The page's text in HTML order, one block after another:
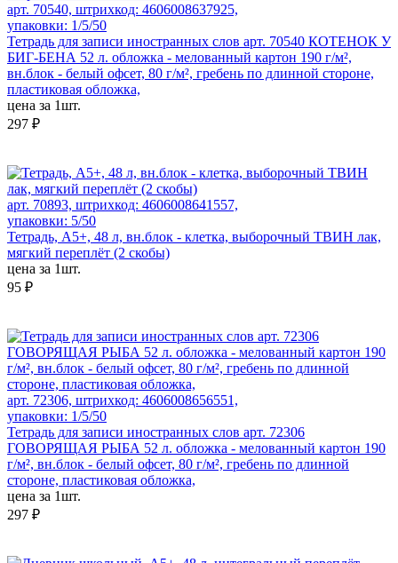
арт. 70540, штрихкод: 4606008637925,
упаковки: 1/5/50
Тетрадь для записи иностранных слов арт. 70540 КОТЕНОК У
БИГ-БЕНА 52 л. обложка - мелованный картон 190 г/м²,
вн.блок - белый офсет, 80 г/м², гребень по длинной стороне,
пластиковая обложка,
цена за 1шт.
297 ₽
арт. 70893, штрихкод: 4606008641557,
упаковки: 5/50
Тетрадь, А5+, 48 л, вн.блок - клетка, выборочный ТВИН лак,
мягкий переплёт (2 скобы)
цена за 1шт.
95 ₽
арт. 72306, штрихкод: 4606008656551,
упаковки: 1/5/50
Тетрадь для записи иностранных слов арт. 72306
ГОВОРЯЩАЯ РЫБА 52 л. обложка - мелованный картон 190
г/м², вн.блок - белый офсет, 80 г/м², гребень по длинной
стороне, пластиковая обложка,
цена за 1шт.
297 ₽